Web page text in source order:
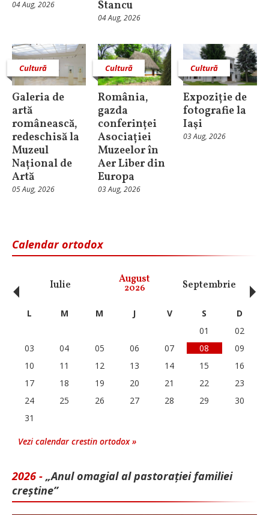
04 Aug, 2026 Stancu
04 Aug, 2026
Cultură
Galeria de
artă
românească,
redeschisă la
Muzeul
Național de
Artă
05 Aug, 2026
Cultură
România,
gazda
conferinței
Asociației
Muzeelor în
Aer Liber din
Europa
03 Aug, 2026
Cultură
Expoziție de
fotografie la
Iaşi
03 Aug, 2026
Calendar ortodox
Iulie August
2026 Septembrie
‹ L M M J V S
D
01
02
03
04 05 06 07 08
09
10
11 12 13 14 15
16
17
18 19 20 21 22
23
24
25 26 27 28 29
30
31
Vezi calendar crestin ortodox »
2026 - „Anul omagial al pastorației familiei
creștine”